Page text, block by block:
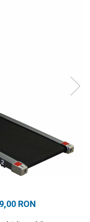
RON